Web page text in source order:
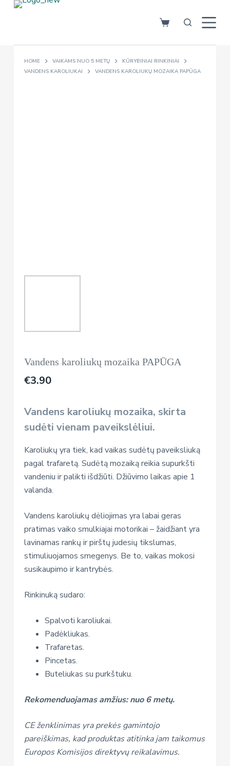
S
HOME VAIKAMS NUO 5 METŲ
KŪRYBINIAI RINKINIAI
VANDENS KAROLIUKAI
VANDENS KAROLIUKŲ MOZAIKA PAPŪGA
Vandens karoliukų mozaika PAPŪGA
€3.90
Vandens karoliukų mozaika, skirta
sudėti vienam paveikslėliui.
Karoliukų yra tiek, kad vaikas sudėtų paveiksliuką
pagal trafaretą. Sudėtą mozaiką reikia supurkšti
vandeniu ir palikti išdžiūti. Džiūvimo laikas apie 1
valanda.
Vandens karoliukų dėliojimas yra labai geras
pratimas vaiko smulkiajai motorikai – žaidžiant yra
lavinamas rankų ir pirštų judesių tikslumas,
stimuliuojamos smegenys. Be to, vaikas mokosi
susikaupimo ir kantrybės.
Rinkinuką sudaro:
Spalvoti karoliukai.
Padėkliukas.
Trafaretas.
Pincetas.
Buteliukas su purkštuku.
Rekomenduojamas amžius: nuo 6 metų.
CE ženklinimas yra prekės gamintojo
pareiškimas, kad produktas atitinka jam taikomus
Europos Komisijos direktyvų reikalavimus.